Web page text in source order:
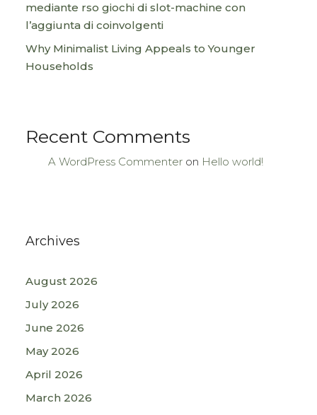
mediante rso giochi di slot-machine con
l’aggiunta di coinvolgenti
Why Minimalist Living Appeals to Younger
Households
Recent Comments
A WordPress Commenter on Hello world!
Archives
August 2026
July 2026
June 2026
May 2026
April 2026
March 2026